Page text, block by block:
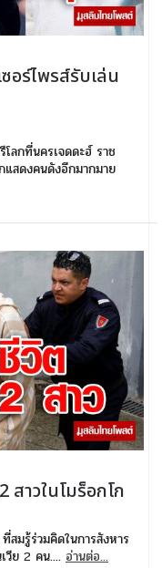
อร์ไพรส์รับเล่น
ลกที่นครเจดดะฮ์ ราช
แสดงคนดังอีกมากมาย
สาวในโมร็อกโก
สมรู้ร่วมคิดในการสังหาร
วีย 2 คน.... อ่านต่อ...